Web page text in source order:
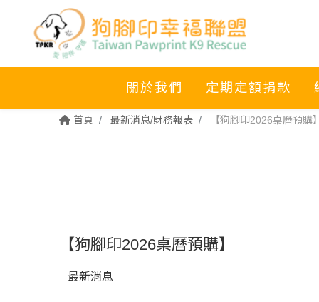
關於我們 定期定額捐款
首頁 最新消息/財務報表 【狗腳印2026桌曆預購
【狗腳印2026桌曆預購】
最新消息